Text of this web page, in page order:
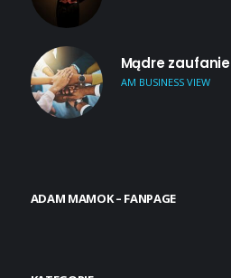
Mądre zaufanie
AM BUSINESS VIEW
ADAM MAMOK – FANPAGE